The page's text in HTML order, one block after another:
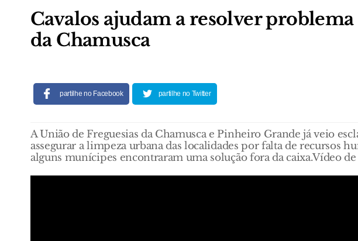
Cavalos ajudam a resolver
da Chamusca
partilhe no Facebook partilhe no Twitter
A União de Freguesias da Chamusca e Pinheiro Grande já veio
assegurar a limpeza urbana das localidades por falta de recursos
alguns munícipes encontraram uma solução fora da caixa.Vídeo